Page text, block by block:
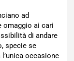
ad
omaggio ai cari
di andare
specie se
occasione